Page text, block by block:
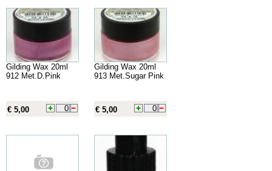
Gilding Wax 20ml
912 Met.D.Pink
€ 5,00
Gilding Wax 20ml
913 Met.Sugar Pink
€ 5,00